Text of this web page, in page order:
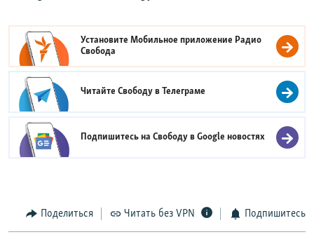
Установите Мобильное приложение Радио
Свобода
Читайте Свободу вТелеграме
Подпишитесь на Свободу вGoogle новостях
Поделиться Читать без VPN Подпишитесь